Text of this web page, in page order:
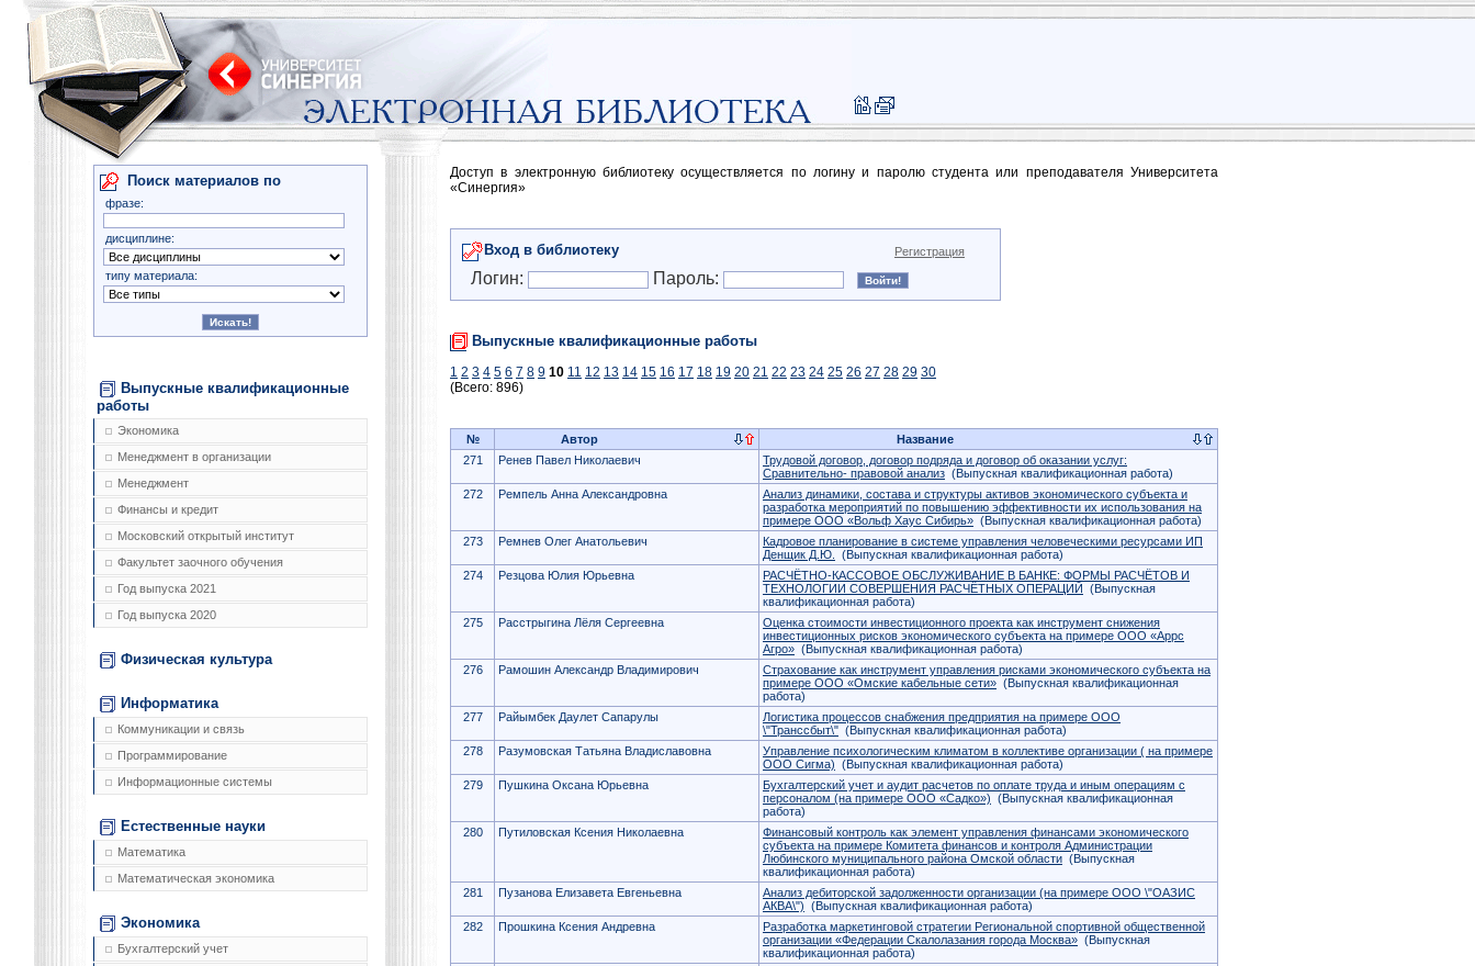
Поиск материалов по
фразе:
дисциплине:
типу материала:
Выпускные квалификационные
работы
Экономика
Менеджмент в организации
Менеджмент
Финансы и кредит
Московский открытый институт
Факультет заочного обучения
Год выпуска 2021
Год выпуска 2020
Физическая культура
Информатика
Коммуникации и связь
Программирование
Информационные системы
Естественные науки
Математика
Математическая экономика
Экономика
Бухгалтерский учет
Доступ в электронную библиотеку осуществляется по логину и паролю студента или преподавателя Университета
«Синергия»
Вход в библиотеку Регистрация
Логин: Пароль:
Выпускные квалификационные работы
1 2 3 4 5 6 7 8 9 10 11 12 13 14 15 16 17 18 19 20 21 22 23 24 25 26 27 28 29 30
(Всего: 896)
№ Автор
Название
271
Ренев Павел Николаевич
Трудовой договор, договор подряда и договор об оказании услуг:
Сравнительно- правовой анализ (Выпускная квалификационная работа)
272
Ремпель Анна Александровна
Анализ динамики, состава и структуры активов экономического субъекта и
разработка мероприятий по повышению эффективности их использования на
примере ООО «Вольф Хаус Сибирь» (Выпускная квалификационная работа)
273
Ремнев Олег Анатольевич
Кадровое планирование в системе управления человеческими ресурсами ИП
Денщик Д.Ю.
(Выпускная квалификационная работа)
274
Резцова Юлия Юрьевна
РАСЧЁТНО-КАССОВОЕ ОБСЛУЖИВАНИЕ В БАНКЕ: ФОРМЫ РАСЧЁТОВ И
ТЕХНОЛОГИИ СОВЕРШЕНИЯ РАСЧЁТНЫХ ОПЕРАЦИЙ (Выпускная
квалификационная работа)
275
Расстрыгина Лёля Сергеевна
Оценка стоимости инвестиционного проекта как инструмент снижения
инвестиционных рисков экономического субъекта на примере ООО «Аррс
Агро» (Выпускная квалификационная работа)
276
Рамошин Александр Владимирович
Страхование как инструмент управления рисками экономического субъекта на
примере ООО «Омские кабельные сети» (Выпускная квалификационная
работа)
277
Райымбек Даулет Сапарулы
Логистика процессов снабжения предприятия на примере ООО
\"Транссбыт\" (Выпускная квалификационная работа)
278
Разумовская Татьяна Владиславовна
Управление психологическим климатом в коллективе организации ( на примере
ООО Сигма) (Выпускная квалификационная работа)
279
Пушкина Оксана Юрьевна
Бухгалтерский учет и аудит расчетов по оплате труда и иным операциям с
персоналом (на примере ООО «Садко») (Выпускная квалификационная
работа)
280
Путиловская Ксения Николаевна
Финансовый контроль как элемент управления финансами экономического
субъекта на примере Комитета финансов и контроля Администрации
Любинского муниципального района Омской области (Выпускная
квалификационная работа)
281
Пузанова Елизавета Евгеньевна
Анализ дебиторской задолженности организации (на примере ООО \"ОАЗИС
АКВА\") (Выпускная квалификационная работа)
282
Прошкина Ксения Андревна
Разработка маркетинговой стратегии Региональной спортивной общественной
организации «Федерации Скалолазания города Москва» (Выпускная
квалификационная работа)